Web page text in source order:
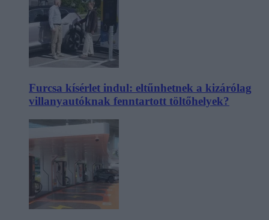
Furcsa kísérlet indul: eltűnhetnek a kizárólag
villanyautóknak fenntartott töltőhelyek?